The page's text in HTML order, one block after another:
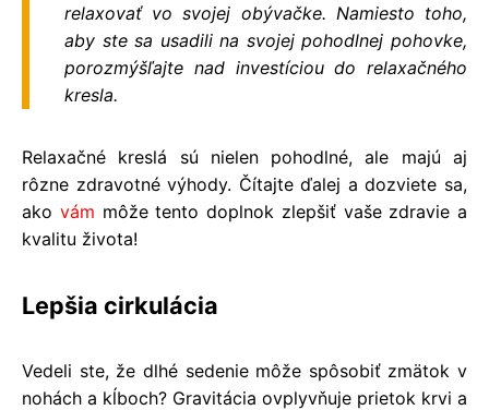
relaxovať vo svojej obývačke. Namiesto toho,
aby ste sa usadili na svojej pohodlnej pohovke,
porozmýšľajte nad investíciou do relaxačného
kresla.
Relaxačné kreslá sú nielen pohodlné, ale majú aj
rôzne zdravotné výhody. Čítajte ďalej a dozviete sa,
ako vám môže tento doplnok zlepšiť vaše zdravie a
kvalitu života!
​Lepšia cirkulácia
Vedeli ste, že dlhé sedenie môže spôsobiť zmätok v
nohách a kĺboch? Gravitácia ovplyvňuje prietok krvi a